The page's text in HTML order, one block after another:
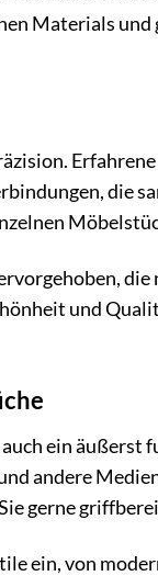
Materials
die
und
ein
andere
gerne
ein, von